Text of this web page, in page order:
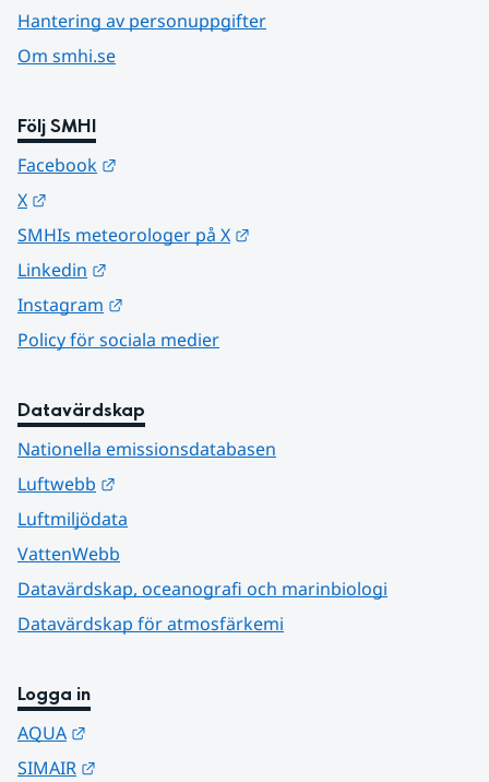
Hantering av personuppgifter
Om smhi.se
Följ SMHI
Facebook
X
SMHIs meteorologer på X
Linkedin
Instagram
Policy för sociala medier
Datavärdskap
Nationella emissionsdatabasen
Luftwebb
Luftmiljödata
VattenWebb
Datavärdskap, oceanografi och marinbiologi
Datavärdskap för atmosfärkemi
Logga in
AQUA
SIMAIR